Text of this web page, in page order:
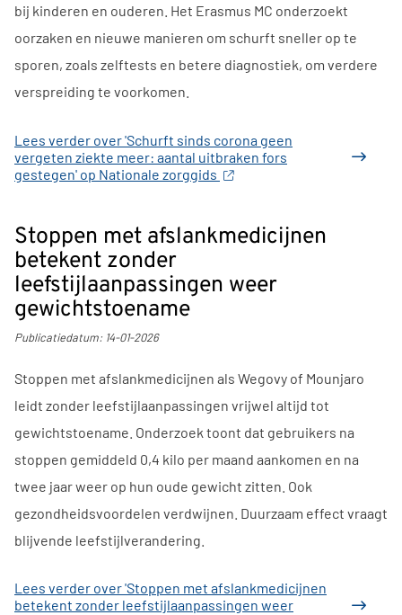
bij kinderen en ouderen. Het Erasmus MC onderzoekt
oorzaken en nieuwe manieren om schurft sneller op te
sporen, zoals zelftests en betere diagnostiek, om verdere
verspreiding te voorkomen.
Lees verder over 'Schurft sinds corona geen
vergeten ziekte meer: aantal uitbraken fors
gestegen' op Nationale zorggids
Stoppen met afslankmedicijnen
betekent zonder
leefstijlaanpassingen weer
gewichtstoename
Publicatiedatum: 14-01-2026
Stoppen met afslankmedicijnen als Wegovy of Mounjaro
leidt zonder leefstijlaanpassingen vrijwel altijd tot
gewichtstoename. Onderzoek toont dat gebruikers na
stoppen gemiddeld 0,4 kilo per maand aankomen en na
twee jaar weer op hun oude gewicht zitten. Ook
gezondheidsvoordelen verdwijnen. Duurzaam effect vraagt
blijvende leefstijlverandering.
Lees verder over 'Stoppen met afslankmedicijnen
betekent zonder leefstijlaanpassingen weer